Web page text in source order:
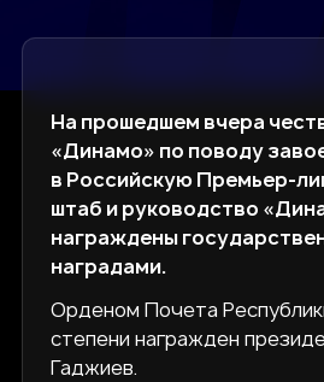
На прошедшем вчера
«Динамо» по поводу
в Российскую Премьер-
штаб и руководство
награждены
наградами.
Орденом Почета
степени награжден
Гаджиев.